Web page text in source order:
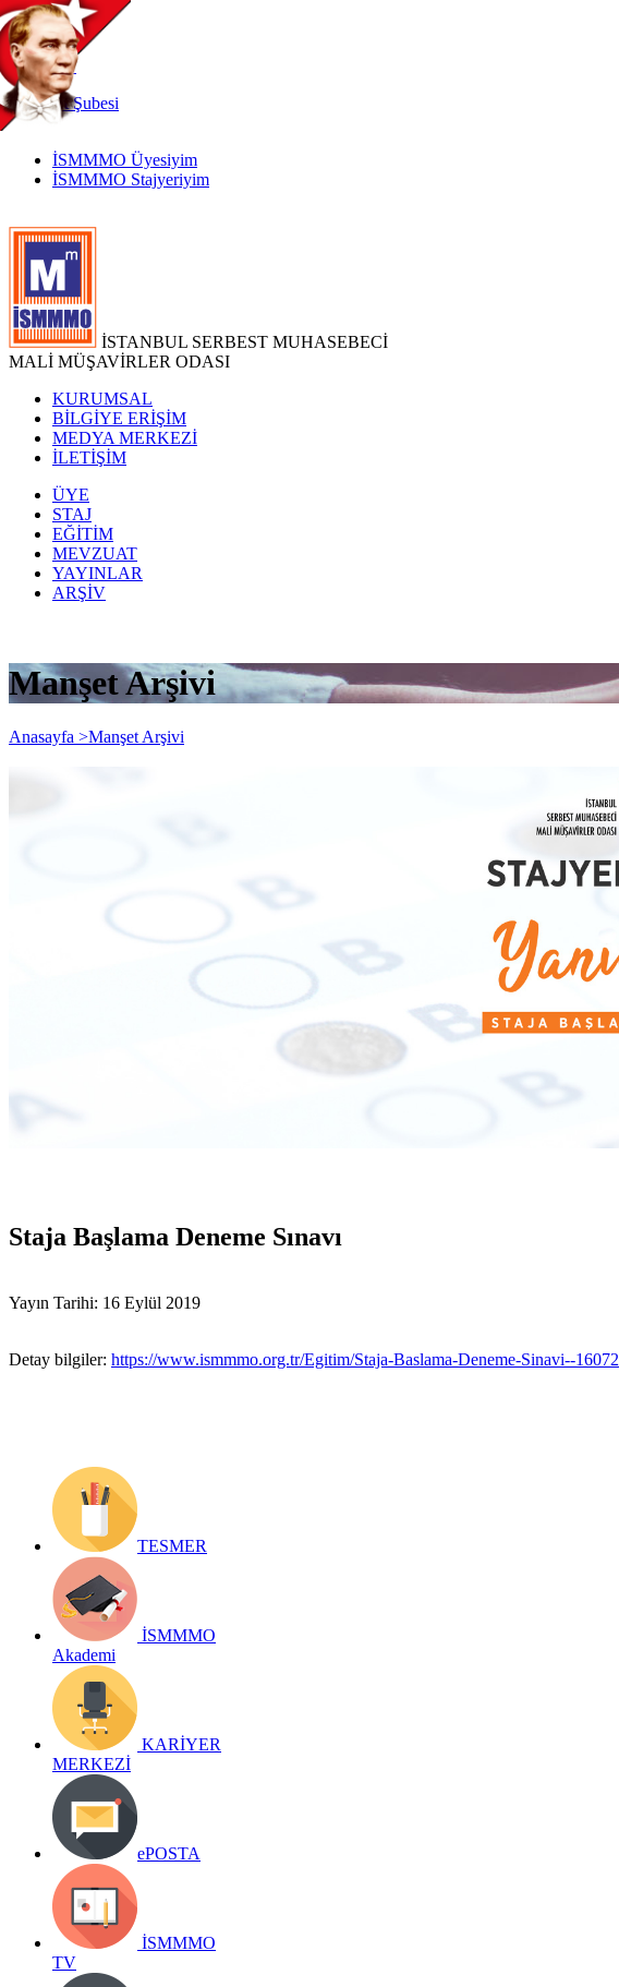
TR
|
EN
İnternetŞubesi
İSMMMO Üyesiyim
İSMMMO Stajyeriyim
İSTANBUL SERBEST MUHASEBECİ
MALİ MÜŞAVİRLER ODASI
KURUMSAL
BİLGİYE ERİŞİM
MEDYA MERKEZİ
İLETİŞİM
ÜYE
STAJ
EĞİTİM
MEVZUAT
YAYINLAR
ARŞİV
Manşet Arşivi
Anasayfa >Manşet Arşivi
Staja Başlama Deneme Sınavı
Yayın Tarihi: 16 Eylül 2019
Detay bilgiler: https://www.ismmmo.org.tr/Egitim/Staja-Baslama-Deneme-Sinavi--16072
TESMER
İSMMMO
Akademi
KARİYER
MERKEZİ
ePOSTA
İSMMMO
TV